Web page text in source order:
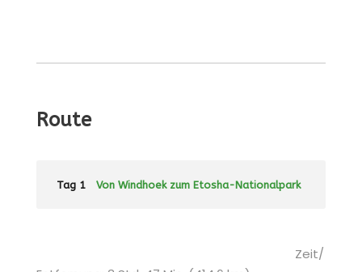
Route
Tag 1 Von Windhoek zum Etosha-Nationalpark
Zeit/